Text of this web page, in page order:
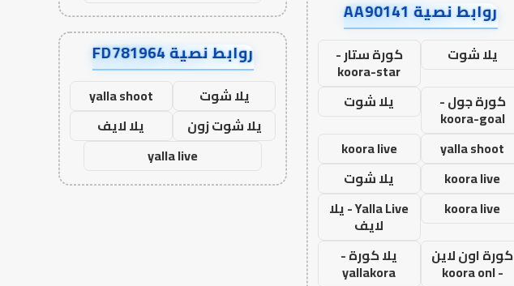
روابط نصية AA90141
يلا شوت كورة ستار -
koora-star
كورة جول -
koora-goal
يلا شوت
yalla shoot
koora live
koora live
يلا شوت
koora live
Yalla Live - يلا
لايف
كورة اون لاين
- koora onl
يلا كورة -
yallakora
روابط نصية FD781964
يلا شوت
yalla shoot
يلا شوت زون
يلا لايف
yalla live